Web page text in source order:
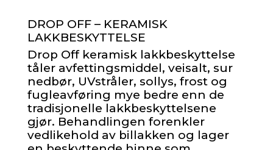
DROP OFF – KERAMISK
LAKKBESKYTTELSE
Drop Off keramisk lakkbeskyttelse
tåler avfettingsmiddel, veisalt, sur
nedbør, UVstråler, sollys, frost og
fugleavføring mye bedre enn de
tradisjonelle lakkbeskyttelsene
gjør. Behandlingen forenkler
vedlikehold av billakken og lager